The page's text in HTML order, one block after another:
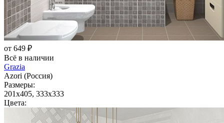
от 649 ₽
Всё в наличии
Grazia
Azori (Россия)
Размеры:
201x405, 333x333
Цвета: